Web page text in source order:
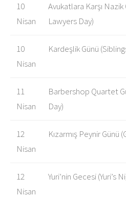
10
Nisan
Avukatlara Karşı
Lawyers Day)
10
Nisan
Kardeşlik Günü
11
Nisan
Barbershop Quartet
Day)
12
Nisan
Kızarmış Peynir Günü
12
Nisan
Yuri’nin Gecesi (Yuri’s